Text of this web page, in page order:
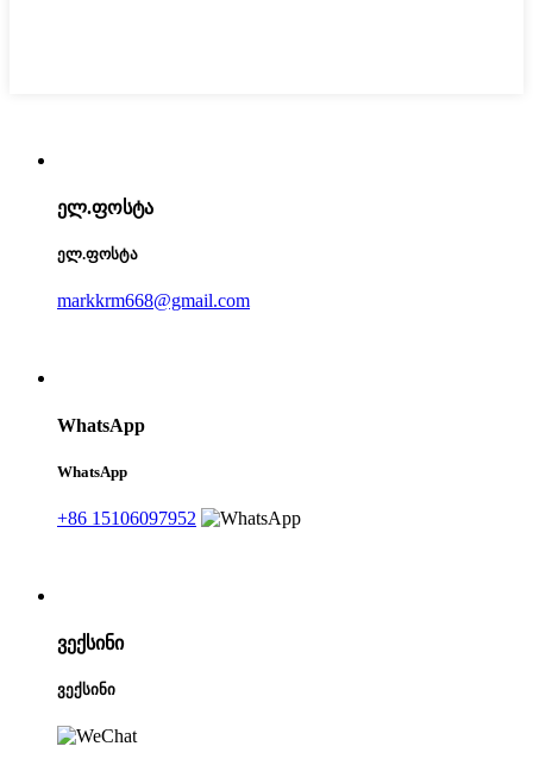
ელ.ფოსტა
ელ.ფოსტა
markkrm668@gmail.com
WhatsApp
WhatsApp
+86 15106097952
ვექსინი
ვექსინი